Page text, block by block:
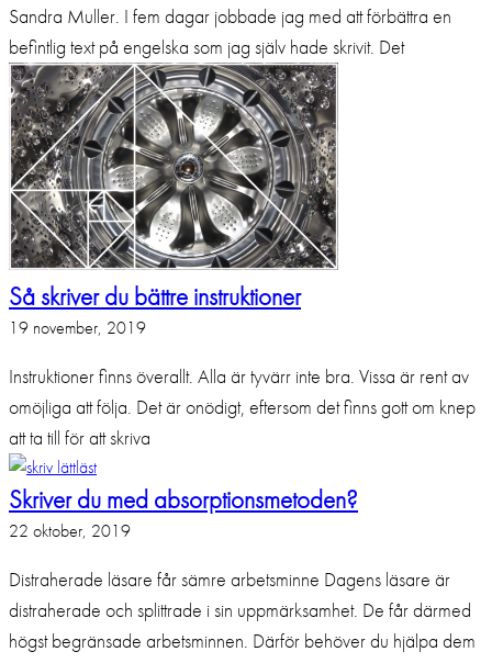
Sandra Muller. I fem dagar jobbade jag med att förbättra en
befintlig text på engelska som jag själv hade skrivit. Det
Så skriver du bättre instruktioner
19 november, 2019
Instruktioner finns överallt. Alla är tyvärr inte bra. Vissa är rent av
omöjliga att följa. Det är onödigt, eftersom det finns gott om knep
att ta till för att skriva
Skriver du med absorptionsmetoden?
22 oktober, 2019
Distraherade läsare får sämre arbetsminne Dagens läsare är
distraherade och splittrade i sin uppmärksamhet. De får därmed
högst begränsade arbetsminnen. Därför behöver du hjälpa dem